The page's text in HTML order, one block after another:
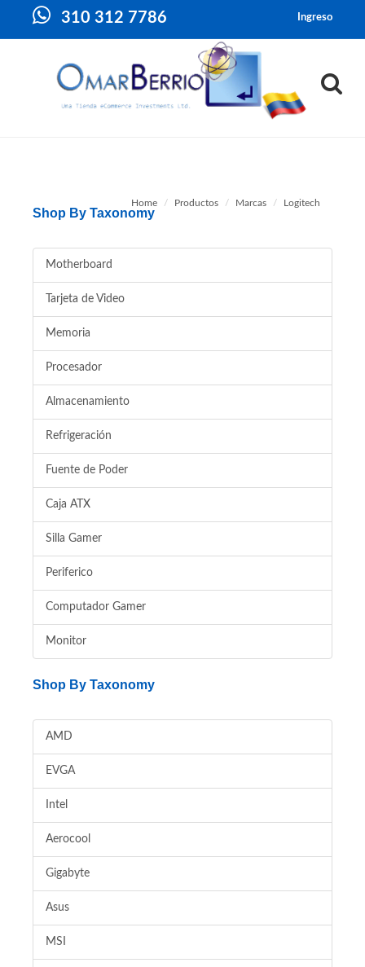
310 312 7786 Ingreso
Home Productos Marcas Logitech
Shop By Taxonomy
Motherboard
Tarjeta de Video
Memoria
Procesador
Almacenamiento
Refrigeración
Fuente de Poder
Caja ATX
Silla Gamer
Periferico
Computador Gamer
Monitor
Shop By Taxonomy
AMD
EVGA
Intel
Aerocool
Gigabyte
Asus
MSI